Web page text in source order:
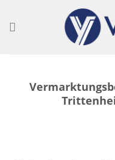
content